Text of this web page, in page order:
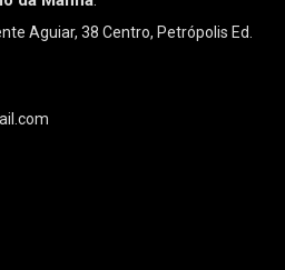
Aguiar, 38 Centro, Petrópolis Ed.